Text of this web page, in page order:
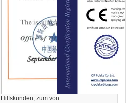
Hilfskunden, zum von